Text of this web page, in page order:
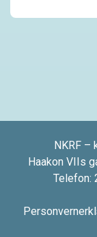
NKRF –
Haakon VIIs
Telefon: